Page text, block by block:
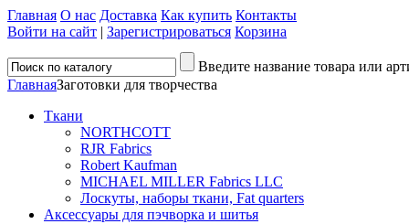
Главная О нас Доставка Как купить Контакты
Войти на сайт | Зарегистрироваться Корзина
Введите название товара или
ГлавнаяЗаготовки для творчества
Ткани
NORTHCOTT
RJR Fabrics
Robert Kaufman
MICHAEL MILLER Fabrics LLC
Лоскуты, наборы ткани, Fat quarters
Аксессуары для пэчворка и шитья